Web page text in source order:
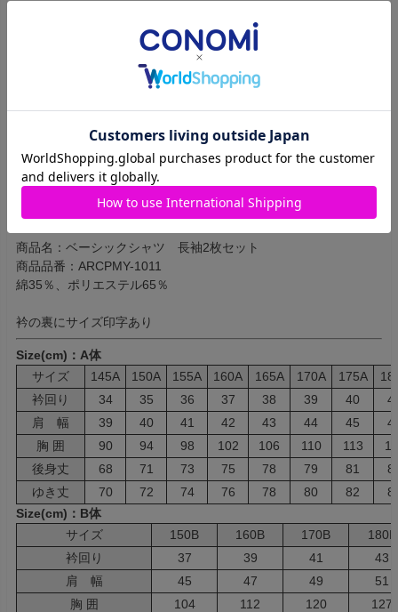
アジャストボタンで袖口回りのサイズ調整ができ、袖口が下がり
すぎることがありません。
（調整用のボタンが2つついています）
腕の動きをスムーズにする、ダブつかず深くて立体的な腕回り。
身幅はほどよくシェイプされながら、ゆとりのあるシルエット。
商品名：ベーシックシャツ 長袖2枚セット
商品品番：ARCPMY-1011
綿35％、ポリエステル65％
衿の裏にサイズ印字あり
Size(cm)：A体
サイズ
145A 150A 155A 160A 165A 170A 175A
衿回り
34 35 36 37 38 39 40
肩 幅
39 40 41 42 43 44 45
胸 囲
90 94 98 102 106 110 113
後身丈
68 71 73 75 78 79 81
ゆき丈
70 72 74 76 78 80 82
Size(cm)：B体
サイズ
150B 160B 170B
180B
衿回り
37 39 41
43
肩 幅
45 47 49
51
胸 囲
104 112 120
127